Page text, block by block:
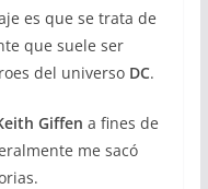
es que se trata de
que suele ser
del universo DC.
Giffen a fines de
me sacó